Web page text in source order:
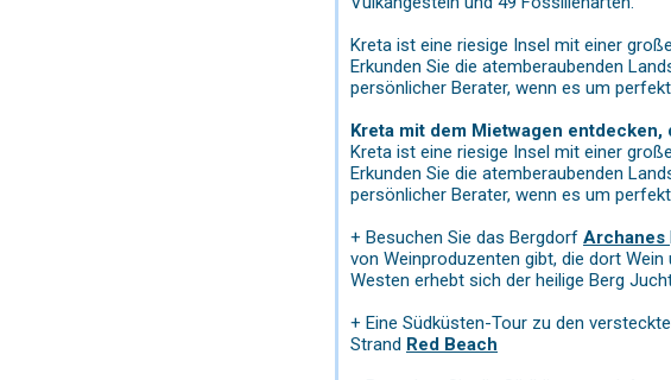
Kreta ist eine riesige Insel mit einer
Erkunden Sie die atemberaubenden
persönlicher Berater, wenn es um
Kreta mit dem Mietwagen
Kreta ist eine riesige Insel mit einer
Erkunden Sie die atemberaubenden
persönlicher Berater, wenn es um
+ Besuchen Sie das Bergdorf Archanes
von Weinproduzenten gibt, die dort
Westen erhebt sich der heilige Berg
+ Eine Südküsten-Tour zu den
Strand Red Beach